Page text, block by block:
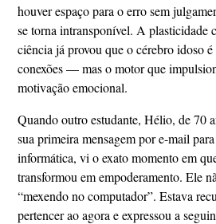
houver espaço para o erro sem
se torna intransponível. A
ciência já provou que o cérebro idoso
conexões — mas o motor que
motivação emocional.
Quando outro estudante, Hélio, de 70
sua primeira mensagem por e-mail
informática, vi o exato momento em
transformou em empoderamento. Ele
“mexendo no computador”. Estava
pertencer ao agora e expressou a